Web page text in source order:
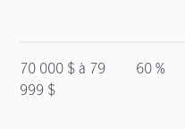
70 000 $ à 79
999 $
60 %